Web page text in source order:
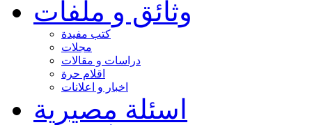
وثائق و ملفات
كتب مفيدة
مجلات
دراسات و مقالات
اقلام حرة
اخبار و اعلانات
اسئلة مصيرية